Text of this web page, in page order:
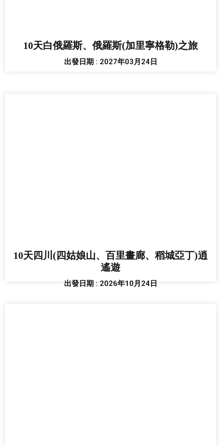
10天白俄羅斯、俄羅斯(加里寧格勒)之旅
出發日期 : 2027年03月24日
10天四川(四姑娘山、百里畫廊、稻城亞丁)逍
遙遊
出發日期 : 2026年10月24日